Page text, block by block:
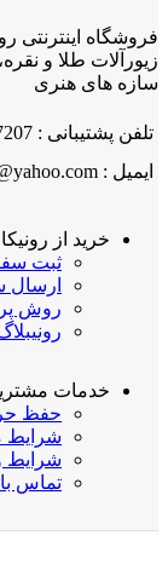
فروشگاه اینترنتی
زیورآلات طلا و
سازه های هنری
تلفن پشتیبانی : 09120757207
ایمیل : ronikala@yahoo.com
خرید از
ثبت
روش
خدمات
حفظ
شرایط
شرایط
تماس